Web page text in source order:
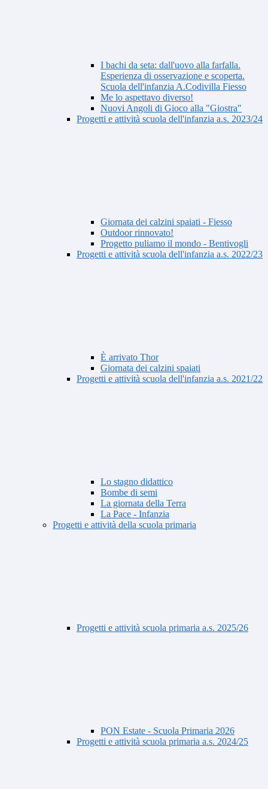
I bachi da seta: dall'uovo alla farfalla.
Esperienza di osservazione e scoperta.
Scuola dell'infanzia A.Codivilla Fiesso
Me lo aspettavo diverso!
Nuovi Angoli di Gioco alla "Giostra"
Progetti e attività scuola dell'infanzia a.s. 2023/24
Giornata dei calzini spaiati - Fiesso
Outdoor rinnovato!
Progetto puliamo il mondo - Bentivogli
Progetti e attività scuola dell'infanzia a.s. 2022/23
È arrivato Thor
Giornata dei calzini spaiati
Progetti e attività scuola dell'infanzia a.s. 2021/22
Lo stagno didattico
Bombe di semi
La giornata della Terra
La Pace - Infanzia
Progetti e attività della scuola primaria
Progetti e attività scuola primaria a.s. 2025/26
PON Estate - Scuola Primaria 2026
Progetti e attività scuola primaria a.s. 2024/25